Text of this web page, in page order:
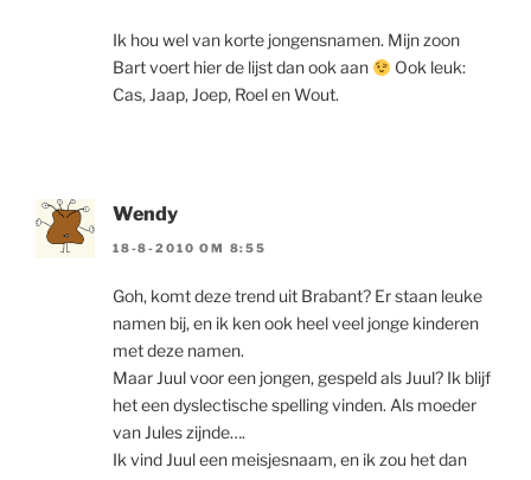
Ik hou wel van korte jongensnamen. Mijn zoon
Bart voert hier de lijst dan ook aan
Ook leuk:
Cas, Jaap, Joep, Roel en Wout.
Wendy
18-8-2010 OM 8:55
Goh, komt deze trend uit Brabant? Er staan leuke
namen bij, en ik ken ook heel veel jonge kinderen
met deze namen.
Maar Juul voor een jongen, gespeld als Juul? Ik blijf
het een dyslectische spelling vinden. Als moeder
van Jules zijnde….
Ik vind Juul een meisjesnaam, en ik zou het dan